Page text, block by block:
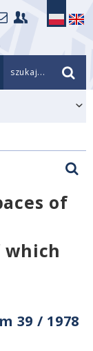
szukaj...
of
which
39 / 1978